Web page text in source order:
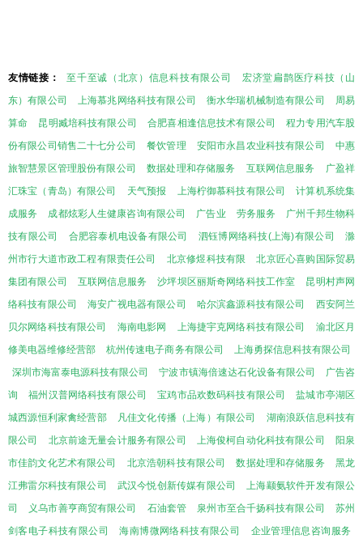
友情链接： 至千至诚（北京）信息科技有限公司
宏济堂扁鹊医疗科技（山
东）有限公司
上海慕兆网络科技有限公司 衡水华瑞机械制造有限公司
周易
算命
昆明臧培科技有限公司 合肥喜相逢信息技术有限公司
程力专用汽车股
份有限公司销售二十七分公司
餐饮管理 安阳市永昌农业科技有限公司
中惠
旅智慧景区管理股份有限公司
数据处理和存储服务 互联网信息服务
广盈祥
汇珠宝（青岛）有限公司
天气预报 上海柠御慕科技有限公司
计算机系统集
成服务
成都炫彩人生健康咨询有限公司 广告业 劳务服务
广州千邦生物科
技有限公司
合肥容泰机电设备有限公司 泗钰博网络科技(上海)有限公司
滁
州市行大道市政工程有限责任公司
北京修煜科技有限
北京匠心喜购国际贸易
集团有限公司
互联网信息服务 沙坪坝区丽斯奇网络科技工作室
昆明村声网
络科技有限公司
海安广视电器有限公司 哈尔滨鑫源科技有限公司
西安阿兰
贝尔网络科技有限公司
海南电影网 上海捷宇克网络科技有限公司
渝北区月
修美电器维修经营部
杭州传速电子商务有限公司
上海勇探信息科技有限公司
深圳市海富泰电源科技有限公司
宁波市镇海倍速达石化设备有限公司
广告咨
询
福州汉普网络科技有限公司 宝鸡市品欢数码科技有限公司
盐城市亭湖区
城西源恒利家禽经营部
凡佳文化传播（上海）有限公司
湖南浪跃信息科技有
限公司
北京前途无量会计服务有限公司 上海俊柯自动化科技有限公司
阳泉
市佳韵文化艺术有限公司
北京浩朝科技有限公司 数据处理和存储服务
黑龙
江弗雷尔科技有限公司
武汉今悦创新传媒有限公司
上海颛氨软件开发有限公
司
义乌市善亨商贸有限公司 石油套管 泉州市至合千扬科技有限公司
苏州
剑客电子科技有限公司
海南博微网络科技有限公司 企业管理信息咨询服务